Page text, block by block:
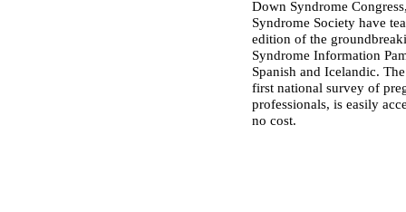
Down Syndrome
Syndrome Society have
edition of the
Syndrome Information
Spanish and Icelandic.
first national survey of
professionals, is easily
no cost.